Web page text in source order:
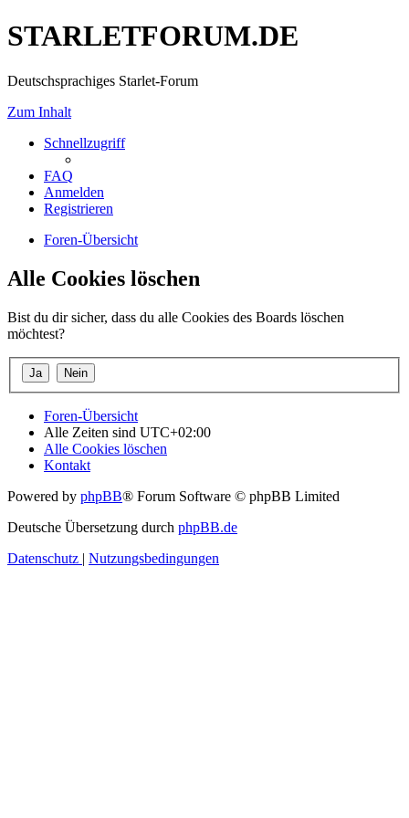
STARLETFORUM.DE
Deutschsprachiges Starlet-Forum
Zum Inhalt
Schnellzugriff
FAQ
Anmelden
Registrieren
Foren-Übersicht
Alle Cookies löschen
Bist du dir sicher, dass du alle Cookies des Boards löschen
möchtest?
Foren-Übersicht
Alle Zeiten sind UTC+02:00
Alle Cookies löschen
Kontakt
Powered by phpBB® Forum Software © phpBB Limited
Deutsche Übersetzung durch phpBB.de
Datenschutz | Nutzungsbedingungen